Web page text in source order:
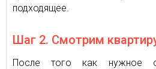
подходящее.
Шаг 2. Смотрим
После того как нужное